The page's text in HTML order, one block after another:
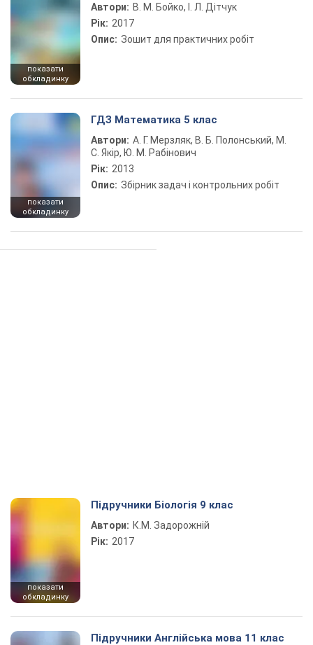
показати
обкладинку
Автори: В. М. Бойко, І. Л. Дітчук
Рік: 2017
Опис: Зошит для практичних робіт
показати
обкладинку
ГДЗ Математика 5 клас
Автори: А. Г. Мерзляк, В. Б. Полонський, М.
С. Якір, Ю. М. Рабінович
Рік: 2013
Опис: Збірник задач і контрольних робіт
показати
обкладинку
Підручники Біологія 9 клас
Автори: К.М. Задорожній
Рік: 2017
Підручники Англійська мова 11 клас